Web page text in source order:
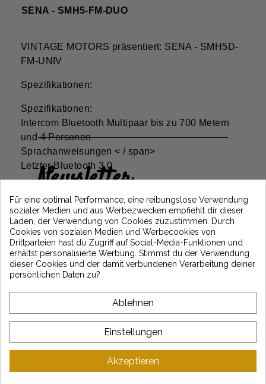
SENA - SMH5-FM-DUO
VINTAGE MOTORS präsentiert: SENA - SMH5D-
FM-UNIV
Spezifikationen:
Spezifikationen:
Intercom Bluetooth Multipaar bis zu 700 Metern
und 4 Personen
Sprachanweisungen < / span>
Letzter Bluetooth 3.0
Newsletter
Erhalten Sie 5€ Rabatt auf Ihre erste
Bestellung, indem Sie sich anmelden und
über die neuesten Vintage Motors-
Nachrichten informiert bleiben
*Dès 99€ d'achat. En vous abonnant à notre newsletter, vous reconnaissez avoir pris
l'acceptez.
ÜBER VINTAGE
KUNDENSERVICE
Für eine optimal Performance, eine reibungslose Verwendung
sozialer Medien und aus Werbezwecken empfiehlt dir dieser
Laden, der Verwendung von Cookies zuzustimmen. Durch
Cookies von sozialen Medien und Werbecookies von
Drittparteien hast du Zugriff auf Social-Media-Funktionen und
erhältst personalisierte Werbung. Stimmst du der Verwendung
dieser Cookies und der damit verbundenen Verarbeitung deiner
persönlichen Daten zu?
Ablehnen
Einstellungen
Akzeptieren